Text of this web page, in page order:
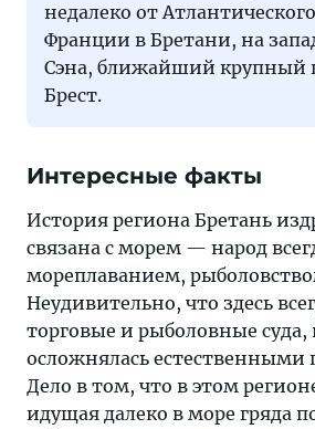
недалеко от
Франции в Бретани, на
Сэна, ближайший крупный
Брест.
Интересные факты
История региона Бретань
связана с морем — народ
мореплаванием,
Неудивительно, что здесь
торговые и рыболовные суда,
осложнялась естественными
Дело в том, что в этом
идущая далеко в море гряда